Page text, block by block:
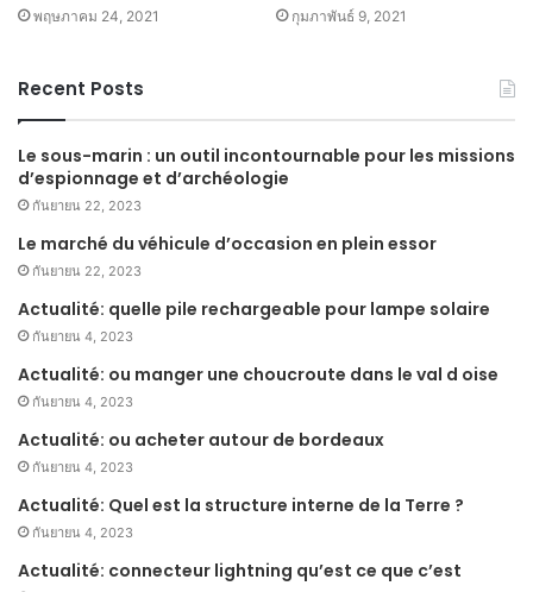
พฤษภาคม 24, 2021 กุมภาพันธ์ 9, 2021
Recent Posts
Le sous-marin : un outil incontournable pour les missions
d’espionnage et d’archéologie
กันยายน 22, 2023
Le marché du véhicule d’occasion en plein essor
กันยายน 22, 2023
Actualité: quelle pile rechargeable pour lampe solaire
กันยายน 4, 2023
Actualité: ou manger une choucroute dans le val d oise
กันยายน 4, 2023
Actualité: ou acheter autour de bordeaux
กันยายน 4, 2023
Actualité: Quel est la structure interne de la Terre ?
กันยายน 4, 2023
Actualité: connecteur lightning qu’est ce que c’est